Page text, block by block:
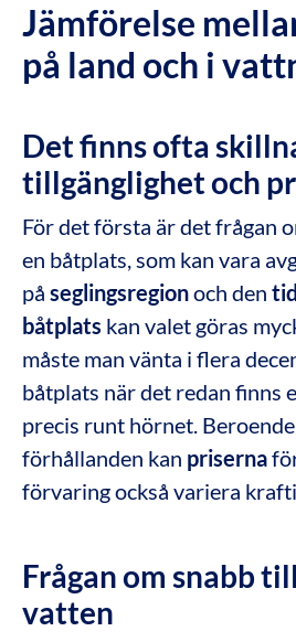
Jämförelse
på land och i
Det finns ofta
tillgänglighet och
För det första är det frågan
en båtplats, som kan vara
på seglingsregionoch den
båtplats kan valet göras
måste man vänta i flera
båtplats när det redan finns
precis runt hörnet.
förhållanden kan priserna
förvaring också variera
Frågan om snabb
vatten